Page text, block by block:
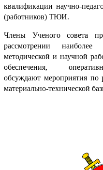
квалификации научно-
(работников) ТЮИ.
Члены Ученого совета
рассмотрении
методической и научной
обеспечения,
обсуждают мероприятия по
материально-технической